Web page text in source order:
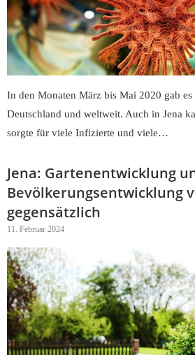
In den Monaten März bis Mai 2020 gab
Deutschland und weltweit. Auch in Jena
sorgte für viele Infizierte und viele…
Jena: Gartenentwicklung
Bevölkerungsentwicklung
gegensätzlich
11. Februar 2024